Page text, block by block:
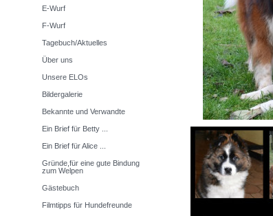
E-Wurf
F-Wurf
Tagebuch/Aktuelles
Über uns
Unsere ELOs
Bildergalerie
Bekannte und Verwandte
Ein Brief für Betty ...
Ein Brief für Alice ...
Gründe,für eine gute Bindung
zum Welpen
Gästebuch
Filmtipps für Hundefreunde